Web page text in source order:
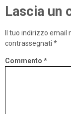
Lascia un
Il tuo indirizzo email
contrassegnati *
Commento *